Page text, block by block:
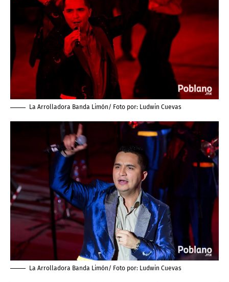
La Arrolladora Banda Limón/ Foto por: Ludwin Cuevas
La Arrolladora Banda Limón/ Foto por: Ludwin Cuevas